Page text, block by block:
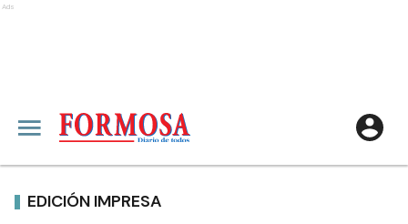
Ads
EDICIÓN IMPRESA